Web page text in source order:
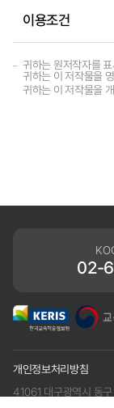
이용조건
귀하는 원저작자를
귀하는 이 저작물을
귀하는 이 저작물을
02-
개인정보처리방침
41061 대구광역시 동